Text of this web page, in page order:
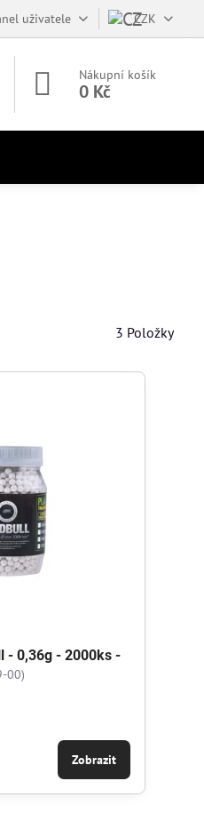
uživatele CZK
Nákupní košík
0 Kč
3 Položky
- 0,36g - 2000ks -
00)
- 2000ks - bílé - Gramáž kuliček:
- 2000ks - bílé - Výrobce kuliček:
Zobrazit